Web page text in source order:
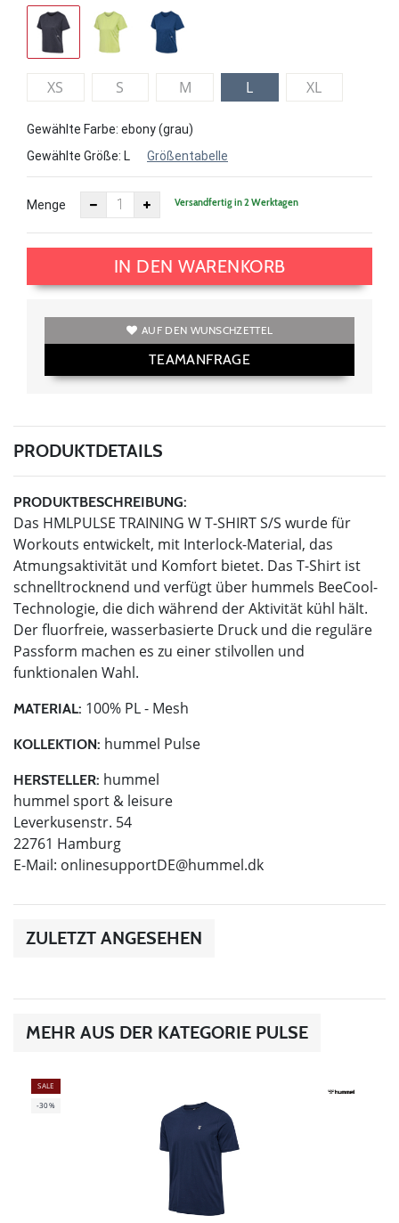
XS S M L XL
Gewählte Farbe: ebony (grau)
Gewählte Größe: L Größentabelle
Menge Versandfertig in 2 Werktagen
IN DEN WARENKORB
AUF DEN WUNSCHZETTEL
TEAMANFRAGE
PRODUKTDETAILS
PRODUKTBESCHREIBUNG:
Das HMLPULSE TRAINING W T-SHIRT S/S wurde für
Workouts entwickelt, mit Interlock-Material, das
Atmungsaktivität und Komfort bietet. Das T-Shirt ist
schnelltrocknend und verfügt über hummels BeeCool-
Technologie, die dich während der Aktivität kühl hält.
Der fluorfreie, wasserbasierte Druck und die reguläre
Passform machen es zu einer stilvollen und
funktionalen Wahl.
MATERIAL: 100% PL - Mesh
KOLLEKTION: hummel Pulse
HERSTELLER: hummel
hummel sport & leisure
Leverkusenstr. 54
22761 Hamburg
E-Mail: onlinesupportDE@hummel.dk
ZULETZT ANGESEHEN
MEHR AUS DER KATEGORIE PULSE
SALE
-30%